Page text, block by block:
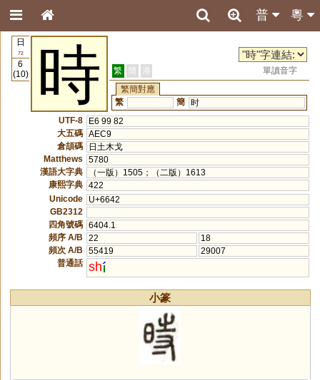
粵
普
日
72
6
(10)
時 繁 簡 港
單讀音字
繁簡對應
繁
簡 时
UTF-8
E6 99 82
大五碼 AEC9
倉頡碼
日土木戈
Matthews
5780
漢語大字典
（一版）1505；（二版）1613
康熙字典 422
Unicode
U+6642
GB2312
四角號碼 6404.1
頻序 A/B
22
18
頻次 A/B
55419
29007
普通話 sh
小篆